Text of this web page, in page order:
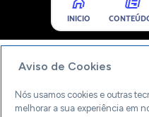
INICIO
Aviso de Cookies
Nós usamos cookies e outras
melhorar a sua experiência em